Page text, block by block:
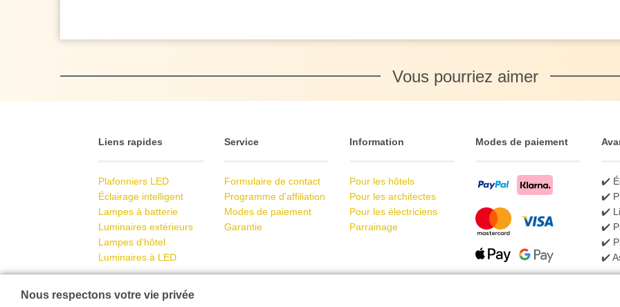
Vous pourriez aimer
Liens rapides
Plafonniers LED
Éclairage intelligent
Lampes à batterie
Luminaires extérieurs
Lampes d'hôtel
Luminaires à LED
Service
Formulaire de contact
Programme d'affiliation
Modes de paiement
Garantie
Information
Pour les hôtels
Pour les architectes
Pour les électriciens
Parrainage
Modes de paiement
✔️
✔️
✔️
✔️
✔️
✔️
Nous respectons votre vie privée